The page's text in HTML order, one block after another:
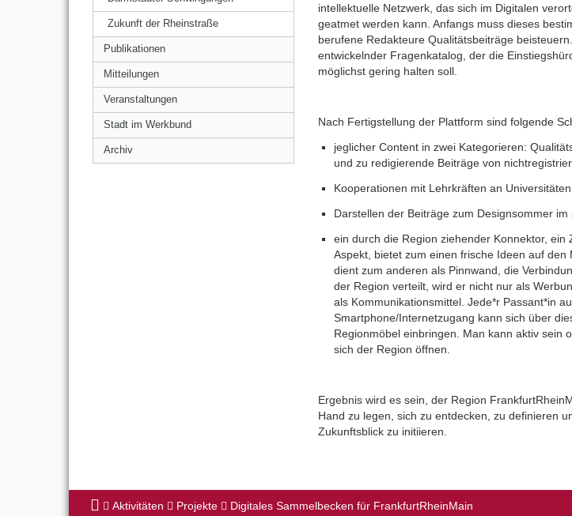
Zukunft der Rheinstraße
Publikationen
Mitteilungen
Veranstaltungen
Stadt im Werkbund
Archiv
intellektuelle Netzwerk, das sich im Digitalen
geatmet werden kann. Anfangs muss dieses
berufene Redakteure Qualitätsbeiträge
entwickelnder Fragenkatalog, der die
möglichst gering halten soll.
Nach Fertigstellung der Plattform sind folgende
jeglicher Content in zwei Kategorieren:
und zu redigierende Beiträge von
Kooperationen mit Lehrkräften an
Darstellen der Beiträge zum Designsommer im
ein durch die Region ziehender Konnektor, ein
Aspekt, bietet zum einen frische Ideen auf
dient zum anderen als Pinnwand, die
der Region verteilt, wird er nicht nur als
als Kommunikationsmittel. Jede*r Passant*in
Smartphone/Internetzugang kann sich über
Regionmöbel einbringen. Man kann aktiv sein
sich der Region öffnen.
Ergebnis wird es sein, der Region
Hand zu legen, sich zu entdecken, zu definieren
Zukunftsblick zu initiieren.
Aktivitäten Projekte Digitales Sammelbecken für FrankfurtRheinMain